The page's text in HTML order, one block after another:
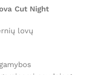
Cut Night
lovų